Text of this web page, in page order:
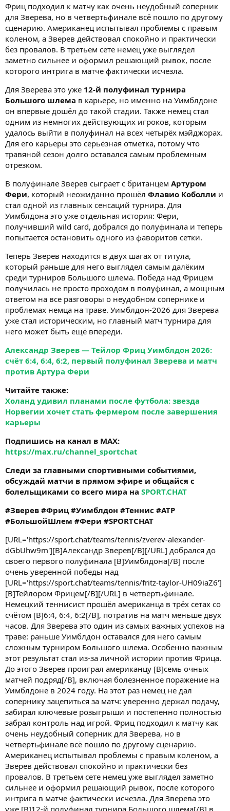
Фриц подходил к матчу как очень неудобный соперник
для Зверева, но в четвертьфинале всё пошло по другому
сценарию. Американец испытывал проблемы с правым
коленом, а Зверев действовал спокойно и практически
без провалов. В третьем сете немец уже выглядел
заметно сильнее и оформил решающий рывок, после
которого интрига в матче фактически исчезла.
Для Зверева это уже 12-й полуфинал турнира
Большого шлема в карьере, но именно на Уимблдоне
он впервые дошёл до такой стадии. Также немец стал
одним из немногих действующих игроков, которым
удалось выйти в полуфинал на всех четырёх мэйджорах.
Для его карьеры это серьёзная отметка, потому что
травяной сезон долго оставался самым проблемным
отрезком.
В полуфинале Зверев сыграет с британцем Артуром
Фери, который неожиданно прошёл Флавио Коболли и
стал одной из главных сенсаций турнира. Для
Уимблдона это уже отдельная история: Фери,
получивший wild card, добрался до полуфинала и теперь
попытается остановить одного из фаворитов сетки.
Теперь Зверев находится в двух шагах от титула,
который раньше для него выглядел самым далёким
среди турниров Большого шлема. Победа над Фрицем
получилась не просто проходом в полуфинал, а мощным
ответом на все разговоры о неудобном сопернике и
проблемах немца на траве. Уимблдон-2026 для Зверева
уже стал историческим, но главный матч турнира для
него может быть ещё впереди.
Александр Зверев — Тейлор Фриц Уимблдон 2026:
счёт 6:4, 6:4, 6:2, первый полуфинал Зверева и матч
против Артура Фери
Читайте также:
Холанд удивил планами после футбола: звезда
Норвегии хочет стать фермером после завершения
карьеры
Подпишись на канал в MAX:
https://max.ru/channel_sportchat
Следи за главными спортивными событиями,
обсуждай матчи в прямом эфире и общайся с
болельщиками со всего мира на SPORT.CHAT
#Зверев #Фриц #Уимблдон #Теннис #ATP
#БольшойШлем #Фери #SPORTCHAT
[URL='https://sport.chat/teams/tennis/zverev-alexander-
dGbUhw9m'][B]Александр Зверев[/B][/URL] добрался до
своего первого полуфинала [B]Уимблдона[/B] после
очень уверенной победы над
[URL='https://sport.chat/teams/tennis/fritz-taylor-UH09iaZ6']
[B]Тейлором Фрицем[/B][/URL] в четвертьфинале.
Немецкий теннисист прошёл американца в трёх сетах со
счётом [B]6:4, 6:4, 6:2[/B], потратив на матч меньше двух
часов. Для Зверева это один из самых важных успехов на
траве: раньше Уимблдон оставался для него самым
сложным турниром Большого шлема. Особенно важным
этот результат стал из-за личной истории против Фрица.
До этого Зверев проиграл американцу [B]семь очных
матчей подряд[/B], включая болезненное поражение на
Уимблдоне в 2024 году. На этот раз немец не дал
сопернику зацепиться за матч: уверенно держал подачу,
забирал ключевые розыгрыши и постепенно полностью
забрал контроль над игрой. Фриц подходил к матчу как
очень неудобный соперник для Зверева, но в
четвертьфинале всё пошло по другому сценарию.
Американец испытывал проблемы с правым коленом, а
Зверев действовал спокойно и практически без
провалов. В третьем сете немец уже выглядел заметно
сильнее и оформил решающий рывок, после которого
интрига в матче фактически исчезла. Для Зверева это
уже [B]12-й полуфинал турнира Большого шлема[/B] в